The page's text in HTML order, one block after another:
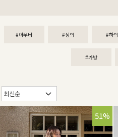
#아우터 #상의 #하의
#가방
51%